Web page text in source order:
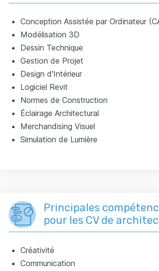
Conception Assistée par Ordinateur
Modélisation 3D
Dessin Technique
Gestion de Projet
Design d'Intérieur
Logiciel Revit
Normes de Construction
Éclairage Architectural
Merchandising Visuel
Simulation de Lumière
Principales
pour les CV de
Créativité
Communication